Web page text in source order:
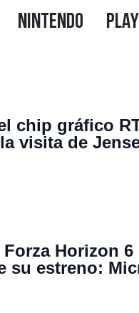
chip gráfico
visita de
Horizon 6
su estreno:
lo jugaron